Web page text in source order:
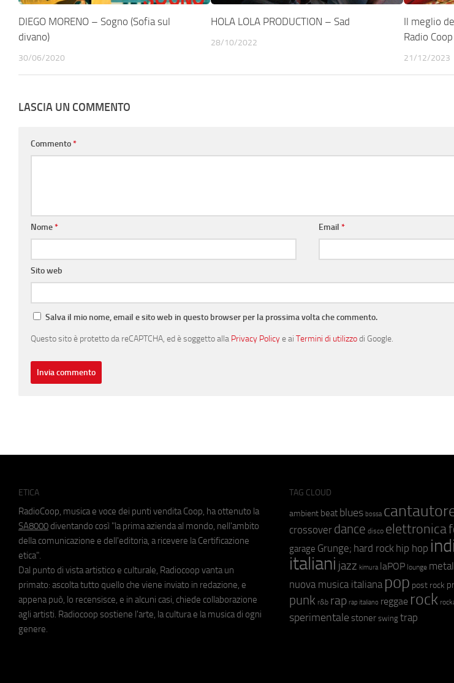
DIEGO MORENO – Sogno (Sofia sul
divano)
30/06/2020
HOLA LOLA PRODUCTION – Sad
28/10/2022
Il meglio
Radio Coop
21/12/2023
LASCIA UN COMMENTO
Commento*
Nome* Email*
Sito web
Salva il mio nome, email e sito web in questo browser per la prossima volta che commento.
Questo sito è protetto da reCAPTCHA, ed è soggetto alla Privacy Policye ai Termini di utilizzodi Google.
ETICA
RadioCoop, musica e voce dei punti vendita Coop, ha ottenuto la
SA8000 diventando così "la prima azienda al mondo, nell'ambito
della comunicazione e dell'editoria, a ricevere la Certificazione
etica".
Dal punto di vista artistico e culturale, Radiocoop vanta un
primato: ascolta tutto quello che viene inviato in redazione, e
appena può, lo recensisce, e in alcuni casi, chiede collaborazione
agli artisti. Radiocoop sostiene l'arte, la cultura e la musica di ogni
genere.
TAG CLOUD
ambient beat blues bossa
crossover dance disco elettronica
garage Grunge; hard rock hip hop
italiani jazz kimura laPOP lounge
nuova musica italiana pop post rock
punk r&b rap rap italiano reggae rock
sperimentale stoner swing trap